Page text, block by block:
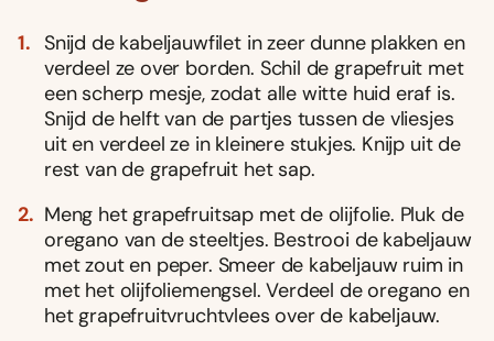
Snijd de kabeljauwfilet in zeer dunne plakken en
verdeel ze over borden. Schil de grapefruit met
een scherp mesje, zodat alle witte huid eraf is.
Snijd de helft van de partjes tussen de vliesjes
uit en verdeel ze in kleinere stukjes. Knijp uit de
rest van de grapefruit het sap.
Meng het grapefruitsap met de olijfolie. Pluk de
oregano van de steeltjes. Bestrooi de kabeljauw
met zout en peper. Smeer de kabeljauw ruim in
met het olijfoliemengsel. Verdeel de oregano en
het grapefruitvruchtvlees over de kabeljauw.